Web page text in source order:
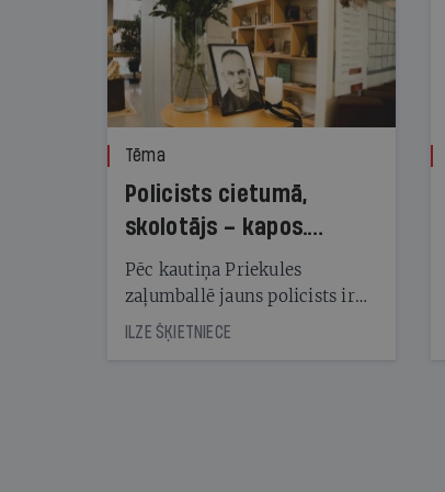
Tēma
Policists cietumā,
skolotājs – kapos.
Reibuma cena Priekulē
Pēc kautiņa Priekules
zaļumballē jauns policists ir
nonācis cietumā, bet
cienījams pedagogs — kapos.
ILZE ŠĶIETNIECE